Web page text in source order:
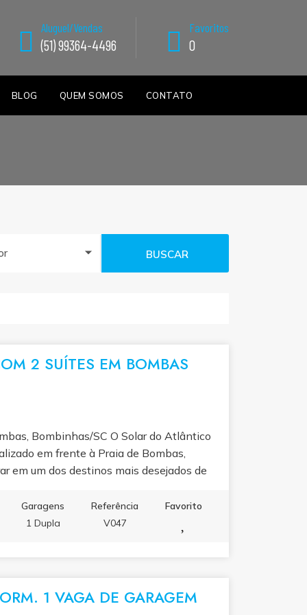
Aluguel/Vendas
(51) 99364-4496
Favoritos
0
BLOG QUEM SOMOS CONTATO
BUSCAR
2 SUÍTES EM BOMBAS
Bombinhas/SC O Solar do Atlântico
em frente à Praia de Bombas,
em um dos destinos mais desejados de
e exclusividade. Localização frente para o
espaço gourmet, acabamentos
Garagens
1 Dupla
Referência
V047
Favorito
1 VAGA DE GARAGEM